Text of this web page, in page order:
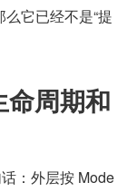
它已经不是“提
周期和
：外层按 Mode